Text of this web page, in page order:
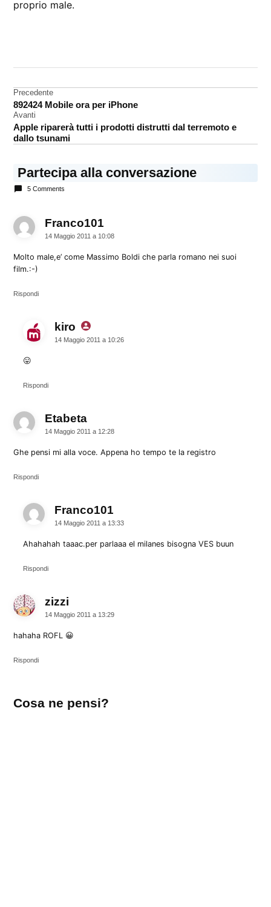
proprio male.
parodia
video
Navigazione
articoli
Precedente
892424 Mobile ora per iPhone
Avanti
Apple riparerà tutti i prodotti distrutti dal terremoto e
dallo tsunami
Partecipa alla conversazione
5 Comments
Franco101
14 Maggio 2011 a 10:08
Molto male,e’ come Massimo Boldi che parla romano nei suoi
film.:-)
Rispondi
kiro dice:
14 Maggio 2011 a 10:26
😛
Rispondi
Etabeta
14 Maggio 2011 a 12:28
Ghe pensi mi alla voce. Appena ho tempo te la registro
Rispondi
Franco101
14 Maggio 2011 a 13:33
Ahahahah taaac.per parlaaa el milanes bisogna VES buun
Rispondi
zizzi
14 Maggio 2011 a 13:29
hahaha ROFL 😀
Rispondi
un
Cosa ne pensi?